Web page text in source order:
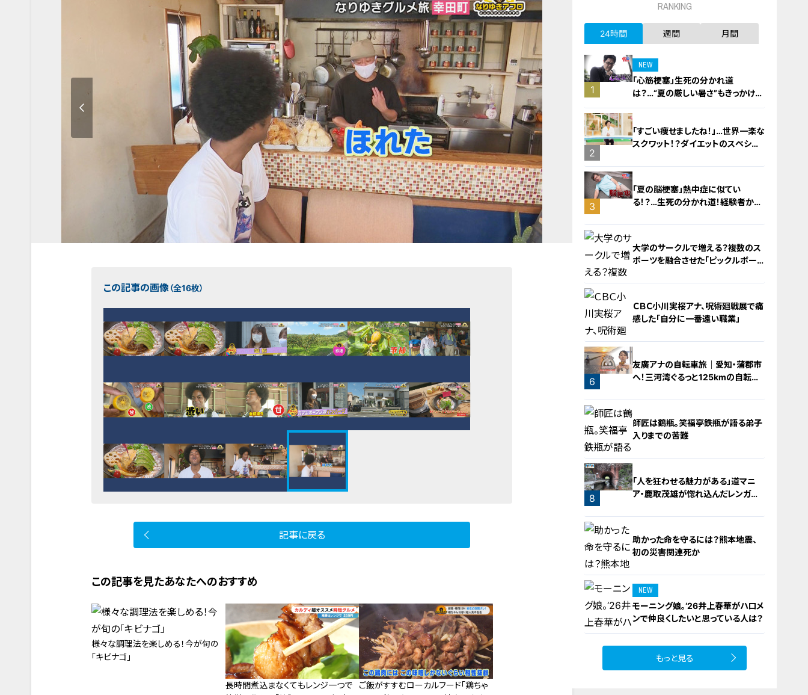
この記事の画像（全16枚）
記事に戻る
この記事を見たあなたへのおすすめ
様々な調理法を楽しめる！今が旬の
「キビナゴ」
長時間煮込まなくてもレンジ一つで
ご飯がすすむローカルフード「鶏ちゃ
RANKING
24時間 週間 月間
1
NEW
「心筋梗塞」生死の分かれ道
は？…“夏の厳しい暑さ”もきっかけ
に！発症前のキケンなサインと対処
2
「すごい痩せましたね！」…世界一楽な
スクワット！？ダイエットのスペシャ
3
「夏の脳梗塞」熱中症に似てい
る！？…生死の分かれ道！経験者から
4
大学のサークルで増える？複数のス
ポーツを融合させた「ピックルボー
5
ＣＢＣ小川実桜アナ、呪術廻戦展で痛
感した「自分に一番遠い職業」
6
友廣アナの自転車旅｜愛知・蒲郡市
へ！三河湾ぐるっと125kmの自転車
7
師匠は鶴瓶。笑福亭鉄瓶が語る弟子
入りまでの苦難
8
「人を狂わせる魅力がある」道マニ
ア・鹿取茂雄が惚れ込んだレンガの
9
助かった命を守るには？熊本地震、
初の災害関連死か
NEW
モーニング娘。‘26井上春華がハロメ
ンで仲良くしたいと思っている人は？
もっと見る